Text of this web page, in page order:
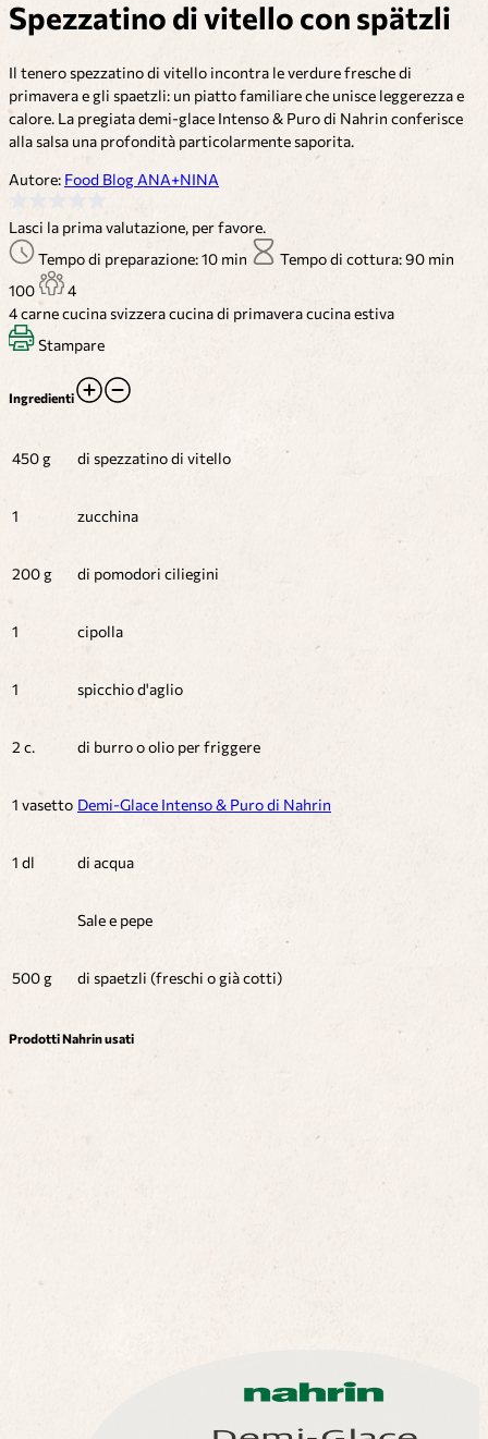
Spezzatino di vitello con spätzli
Il tenero spezzatino di vitello incontra le verdure fresche di
primavera e gli spaetzli: un piatto familiare che unisce leggerezza e
calore. La pregiata demi-glace Intenso & Puro di Nahrin conferisce
alla salsa una profondità particolarmente saporita.
Autore: Food Blog ANA+NINA
Lasci la prima valutazione, per favore.
Tempo di preparazione: 10 min
Tempo di cottura: 90 min
100
4
4carnecucina svizzeracucina di primaveracucina estiva
Stampare
Ingredienti
450 g di spezzatino di vitello
1 zucchina
200 g di pomodori ciliegini
1 cipolla
1 spicchio d'aglio
2 c. di burro o olio per friggere
1 vasetto Demi-Glace Intenso & Puro di Nahrin
1 dl di acqua
Sale e pepe
500 g di spaetzli (freschi o già cotti)
Prodotti Nahrin usati